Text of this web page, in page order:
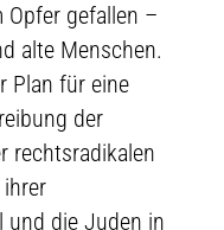
Opfer gefallen –
alte Menschen.
Plan für eine
der
rechtsradikalen
und die Juden in